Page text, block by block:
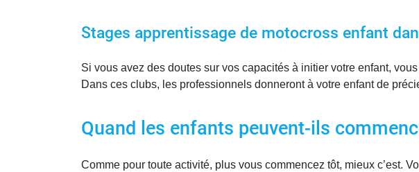
Stages apprentissage de motocross enfant
Si vous avez des doutes sur vos capacités à initier votre enfant,
Dans ces clubs, les professionnels donneront à votre enfant de
Quand les enfants peuvent-ils
Comme pour toute activité, plus vous commencez tôt, mieux c’est.